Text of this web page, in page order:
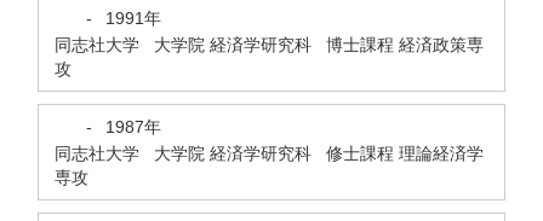
-
1991年
同志社大学 大学院 経済学研究科 博士課程 経済政策専
攻
-
1987年
同志社大学 大学院 経済学研究科 修士課程 理論経済学
専攻